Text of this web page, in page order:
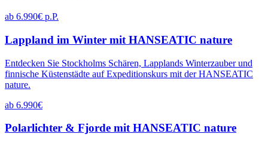
ab 6.990€ p.P.
Lappland im Winter mit HANSEATIC nature
Entdecken Sie Stockholms Schären, Lapplands Winterzauber und
finnische Küstenstädte auf Expeditionskurs mit der HANSEATIC
nature.
ab 6.990€
Polarlichter & Fjorde mit HANSEATIC nature